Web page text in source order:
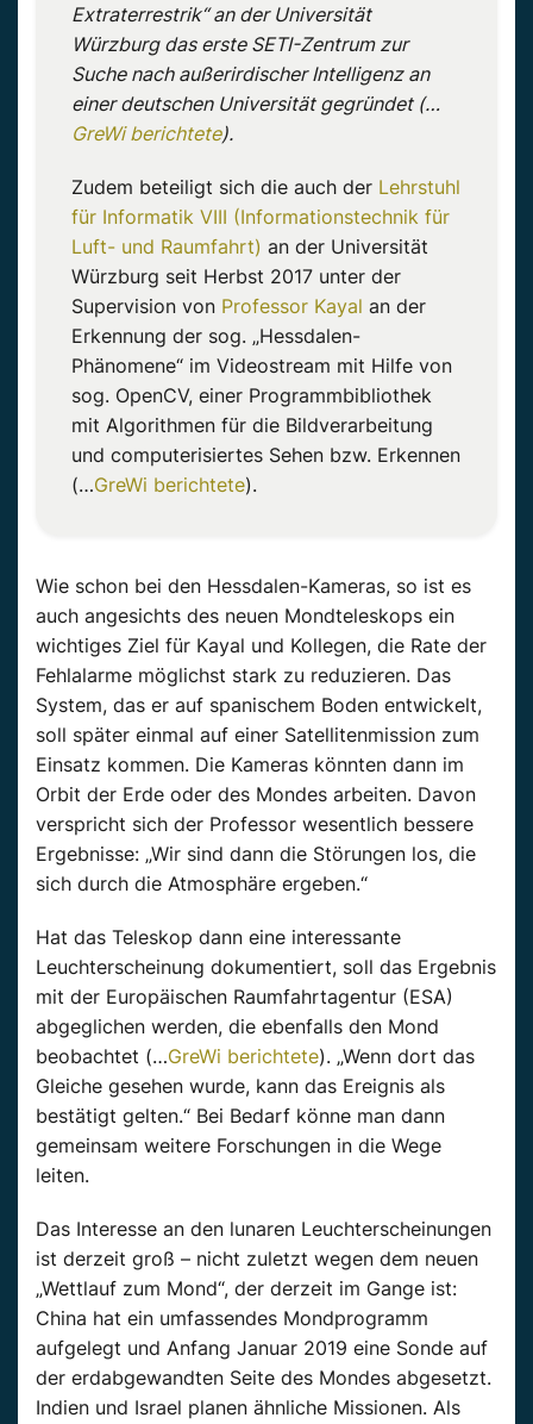
Extraterrestrik“ an der Universität
Würzburg das erste SETI-Zentrum zur
Suche nach außerirdischer Intelligenz an
einer deutschen Universität gegründet (…
GreWi berichtete).
Zudem beteiligt sich die auch der Lehrstuhl
für Informatik VIII (Informationstechnik für
Luft- und Raumfahrt) an der Universität
Würzburg seit Herbst 2017 unter der
Supervision von Professor Kayal an der
Erkennung der sog. „Hessdalen-
Phänomene“ im Videostream mit Hilfe von
sog. OpenCV, einer Programmbibliothek
mit Algorithmen für die Bildverarbeitung
und computerisiertes Sehen bzw. Erkennen
(…GreWi berichtete).
Wie schon bei den Hessdalen-Kameras, so ist es
auch angesichts des neuen Mondteleskops ein
wichtiges Ziel für Kayal und Kollegen, die Rate der
Fehlalarme möglichst stark zu reduzieren. Das
System, das er auf spanischem Boden entwickelt,
soll später einmal auf einer Satellitenmission zum
Einsatz kommen. Die Kameras könnten dann im
Orbit der Erde oder des Mondes arbeiten. Davon
verspricht sich der Professor wesentlich bessere
Ergebnisse: „Wir sind dann die Störungen los, die
sich durch die Atmosphäre ergeben.“
Hat das Teleskop dann eine interessante
Leuchterscheinung dokumentiert, soll das Ergebnis
mit der Europäischen Raumfahrtagentur (ESA)
abgeglichen werden, die ebenfalls den Mond
beobachtet (…GreWi berichtete). „Wenn dort das
Gleiche gesehen wurde, kann das Ereignis als
bestätigt gelten.“ Bei Bedarf könne man dann
gemeinsam weitere Forschungen in die Wege
leiten.
Das Interesse an den lunaren Leuchterscheinungen
ist derzeit groß – nicht zuletzt wegen dem neuen
„Wettlauf zum Mond“, der derzeit im Gange ist:
China hat ein umfassendes Mondprogramm
aufgelegt und Anfang Januar 2019 eine Sonde auf
der erdabgewandten Seite des Mondes abgesetzt.
Indien und Israel planen ähnliche Missionen. Als